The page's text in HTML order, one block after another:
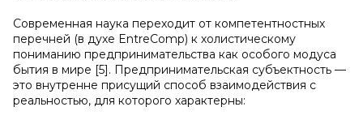
Современная наука переходит от компетентностных
перечней (в духе EntreComp) к холистическому
пониманию предпринимательства как особого модуса
бытия в мире [5]. Предпринимательская субъектность —
это внутренне присущий способ взаимодействия с
реальностью, для которого характерны: